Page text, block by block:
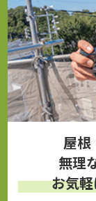
屋根
無理
お気